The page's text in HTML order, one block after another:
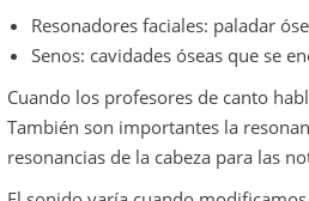
Resonadores faciales: paladar
Senos: cavidades óseas que se
Cuando los profesores de canto
También son importantes la
resonancias de la cabeza para las